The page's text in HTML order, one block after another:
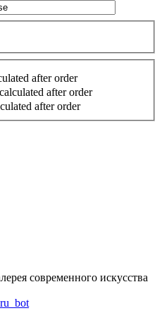
after order
after order
after order
современного искусства